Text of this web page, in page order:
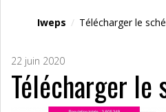
Iweps / Télécharger le
22 juin 2020
Télécharger le